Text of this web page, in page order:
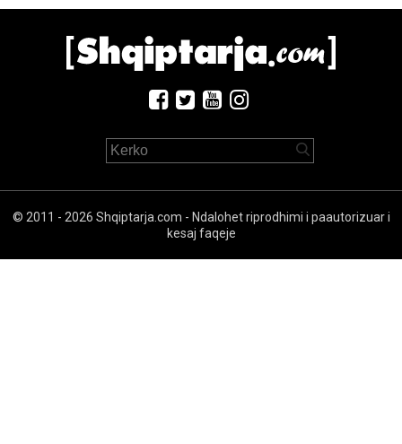
© 2011 - 2026 Shqiptarja.com - Ndalohet riprodhimi i paautorizuar i
kesaj faqeje